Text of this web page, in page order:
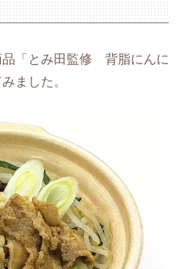
品「とみ田監修 背脂にんに
ました。